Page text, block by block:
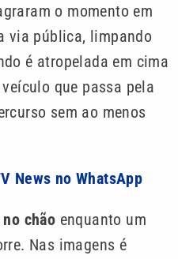
o momento em
via pública, limpando
é atropelada em cima
que passa pela
sem ao menos
News no WhatsApp
chão enquanto um
Nas imagens é